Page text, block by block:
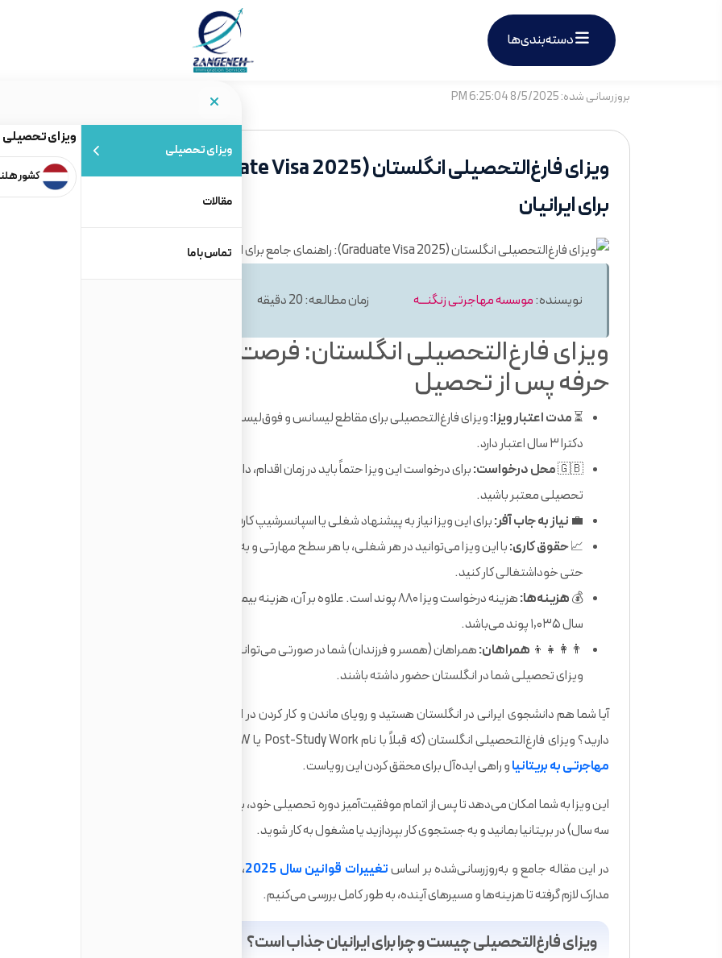
دسته‌بندی‌ها
ویزای تحصیلی
مقالات
تماس با ما
ویزای تحصیلی
کشور
بروزرسانی شده: 8/5/2025 6:25:04 PM
ویزای فارغ‌التحصیلی انگلستان (Graduate Visa 2025): راهنمای جامع
برای ایرانیان
نویسنده:موسسه مهاجرتی زنگنـــه زمان مطالعه: 20 دقیقه
ویزای فارغ‌التحصیلی انگلستان: فرصت طلایی برای شروع
حرفه پس از تحصیل
⏳مدت اعتبار ویزا:
دکترا ۳ سال اعتبار دارد.
🇬🇧محل درخواست:برای درخواست این ویزا حتماً باید در زمان اقدام، داخل خاک انگلستان و با ویزای
تحصیلی معتبر باشید.
💼 نیاز به جاب آفر:برای این ویزا نیاز به پیشنهاد شغلی یا اسپانسرشیپ کارفرما ندارید.
📈حقوق کاری:با این ویزا می‌توانید در هر شغلی، با هر سطح مهارتی و به صورت تمام‌وقت، پاره‌وقت، یا
حتی خوداشتغالی کار کنید.
💰هزینه‌ها:
سال ۱,۰۳۵ پوند می‌باشد.
👨‍👩‍👧‍👦 همراهان:همراهان (همسر و فرزندان) شما در صورتی می‌توانند اقدام کنند که در حال حاضر با
ویزای تحصیلی شما در انگلستان حضور داشته باشند.
آیا شما هم دانشجوی ایرانی در انگلستان هستید و رویای ماندن و کار کردن در این کشور پس از فارغ‌التحصیلی را در سر
دارید؟ ویزای فارغ‌التحصیلی انگلستان (که قبلاً با نام Post-Study Work یا PSW شناخته می‌شد) یکی از
مهاجرتی به بریتانیاو راهی ایده‌آل برای محقق کردن این رویاست.
این ویزا به شما امکان می‌دهد تا پس از اتمام موفقیت‌آمیز دوره تحصیلی خود، به مدت حداقل دو سال (و در برخی موارد
سه سال) در بریتانیا بمانید و به جستجوی کار بپردازید یا مشغول به کار شوید.
در این مقاله جامع و به‌روزرسانی‌شده بر اساستغییرات قوانین سال 2025
، تمامی جنبه‌های این ویزا را از شرایط و
مدارک لازم گرفته تا هزینه‌ها و مسیرهای آینده، به طور کامل بررسی می‌کنیم.
ویزای فارغ‌التحصیلی چیست و چرا برای ایرانیان جذاب است؟